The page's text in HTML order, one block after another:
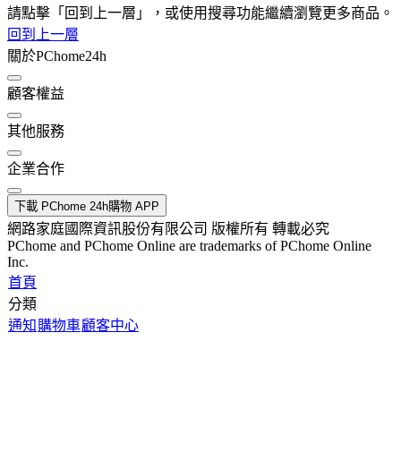
請點擊「回到上一層」，或使用搜尋功能繼續瀏覽更多商品。
回到上一層
關於PChome24h
顧客權益
其他服務
企業合作
下載 PChome 24h購物 APP
網路家庭國際資訊股份有限公司 版權所有 轉載必究
PChome and PChome Online are trademarks of PChome Online
Inc.
首頁
分類
通知 購物車顧客中心